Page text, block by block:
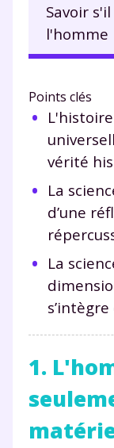
Savoir
l'homme
Points clés
vérité
La
d’une
La
1.